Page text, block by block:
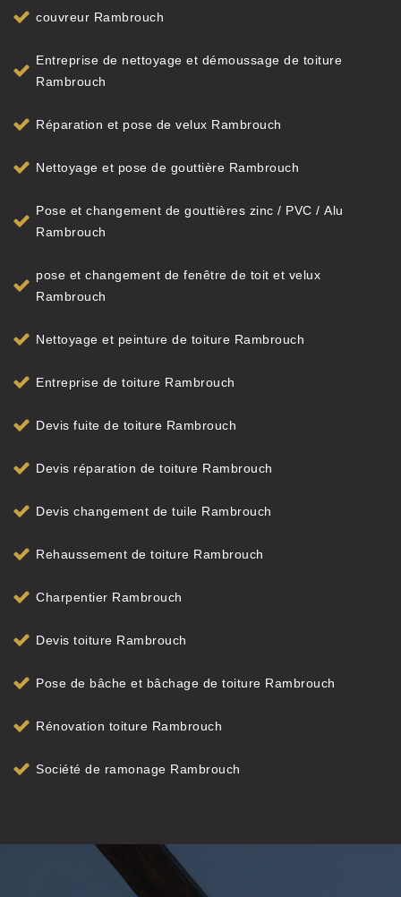
couvreur Rambrouch
Entreprise de nettoyage et démoussage de toiture
Rambrouch
Réparation et pose de velux Rambrouch
Nettoyage et pose de gouttière Rambrouch
Pose et changement de gouttières zinc / PVC / Alu
Rambrouch
pose et changement de fenêtre de toit et velux
Rambrouch
Nettoyage et peinture de toiture Rambrouch
Entreprise de toiture Rambrouch
Devis fuite de toiture Rambrouch
Devis réparation de toiture Rambrouch
Devis changement de tuile Rambrouch
Rehaussement de toiture Rambrouch
Charpentier Rambrouch
Devis toiture Rambrouch
Pose de bâche et bâchage de toiture Rambrouch
Rénovation toiture Rambrouch
Société de ramonage Rambrouch